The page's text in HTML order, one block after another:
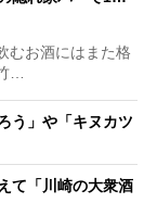
むお酒にはまた格
…
う」や「キヌカツ
て「川崎の大衆酒